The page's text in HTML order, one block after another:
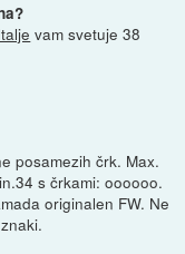
vam svetuje 38
posamezih črk. Max.
s črkami: oooooo.
originalen FW. Ne